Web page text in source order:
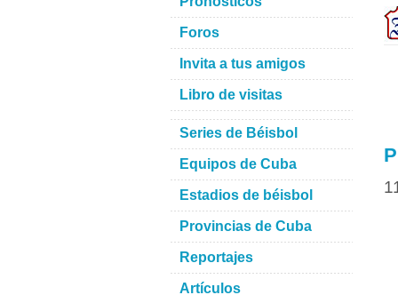
Foros
Invita a tus amigos
Libro de visitas
Series de Béisbol
Equipos de Cuba
Estadios de béisbol
Provincias de Cuba
Reportajes
Artículos